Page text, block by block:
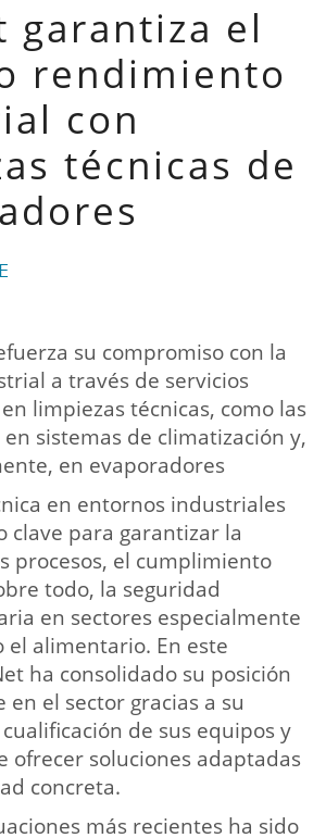
garantiza el
rendimiento
con
técnicas de
su compromiso con la
a través de servicios
limpiezas técnicas, como las
sistemas de climatización y,
en evaporadores
en entornos industriales
clave para garantizar la
procesos, el cumplimiento
todo, la seguridad
en sectores especialmente
el alimentario. En este
ha consolidado su posición
el sector gracias a su
de sus equipos y
ofrecer soluciones adaptadas
concreta.
más recientes ha sido